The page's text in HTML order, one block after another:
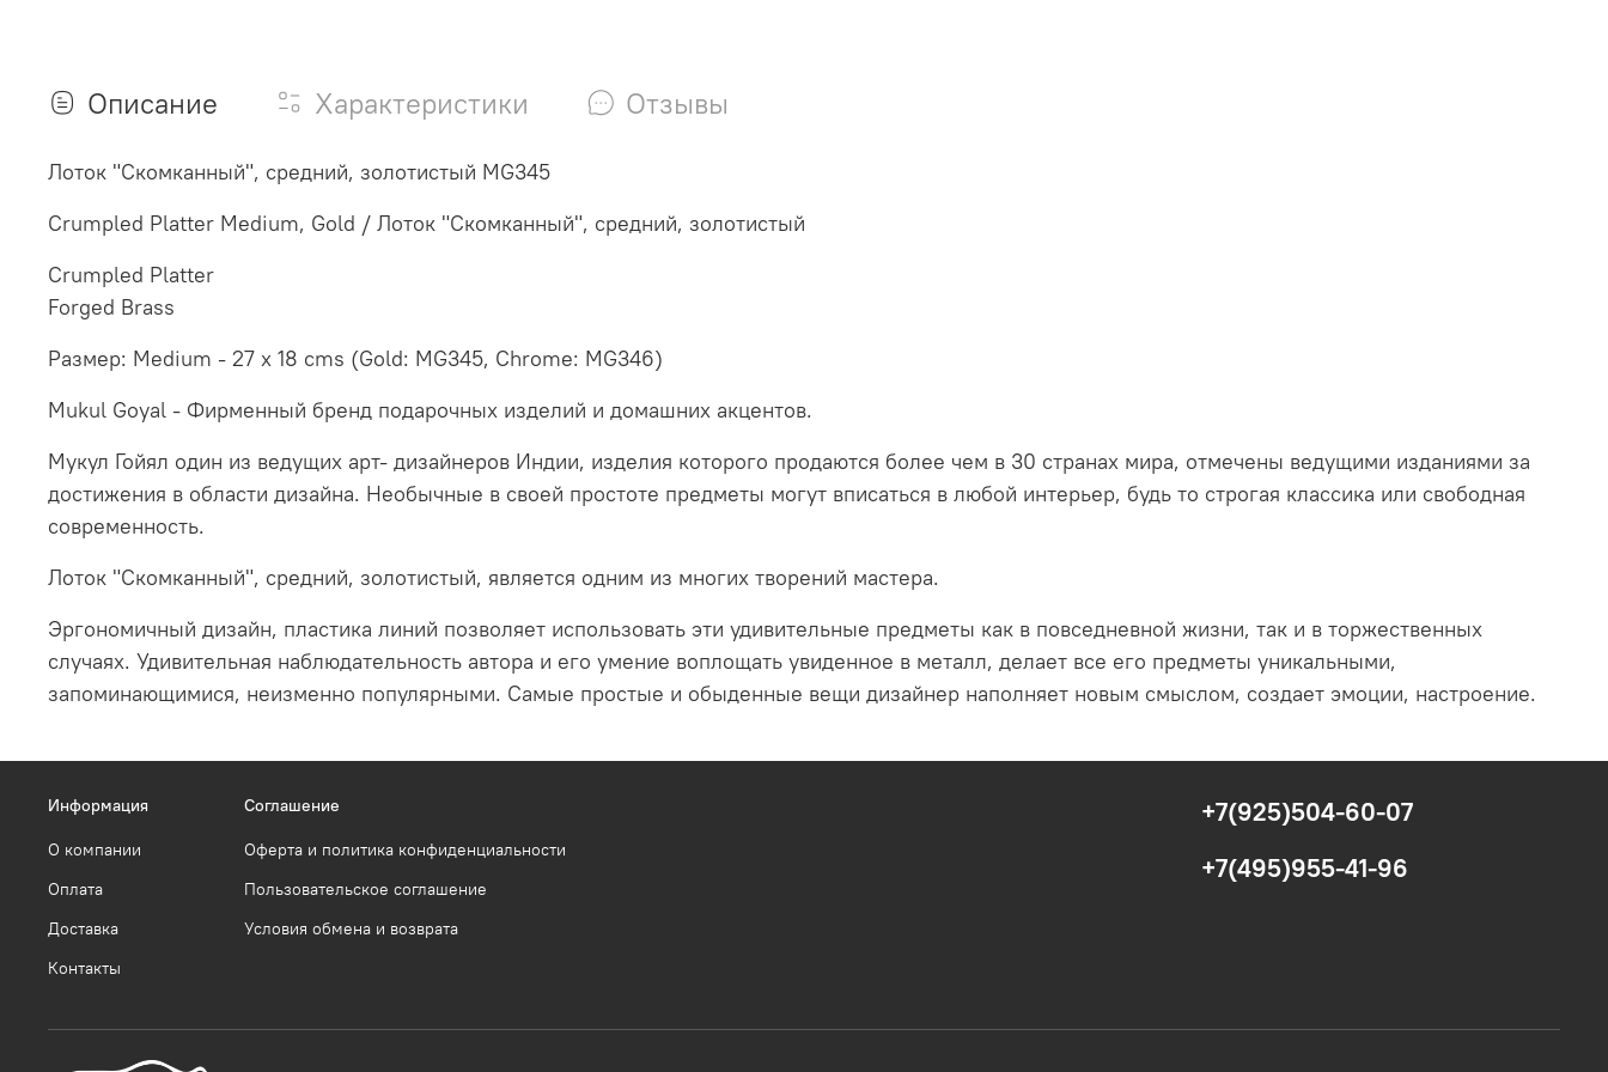
Описание Характеристики Отзывы
Лоток "Скомканный", средний, золотистый MG345
Crumpled Platter Medium, Gold / Лоток "Скомканный", средний, золотистый
Crumpled Platter
Forged Brass
Размер: Medium - 27 x 18 cms (Gold: MG345, Chrome: MG346)
Mukul Goyal - Фирменный бренд подарочных изделий и домашних акцентов.
Мукул Гойял один из ведущих арт- дизайнеров Индии, изделия которого продаются более чем в 30 странах мира, отмечены ведущими изданиями за
достижения в области дизайна. Необычные в своей простоте предметы могут вписаться в любой интерьер, будь то строгая классика или свободная
современность.
Лоток "Скомканный", средний, золотистый, является одним из многих творений мастера.
Эргономичный дизайн, пластика линий позволяет использовать эти удивительные предметы как в повседневной жизни, так и в торжественных
случаях. Удивительная наблюдательность автора и его умение воплощать увиденное в металл, делает все его предметы уникальными,
запоминающимися, неизменно популярными. Самые простые и обыденные вещи дизайнер наполняет новым смыслом, создает эмоции, настроение.
Информация
О компании
Оплата
Доставка
Контакты
Соглашение
Оферта и политика конфиденциальности
Пользовательское соглашение
Условия обмена и возврата
+7(925)504-60-07
+7(495)955-41-96